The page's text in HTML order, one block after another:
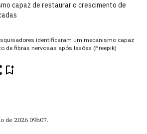
capaz de restaurar o crescimento de
identificaram um mecanismo capaz
de fibras nervosas após lesões (Freepik)
de 2026 09h07.